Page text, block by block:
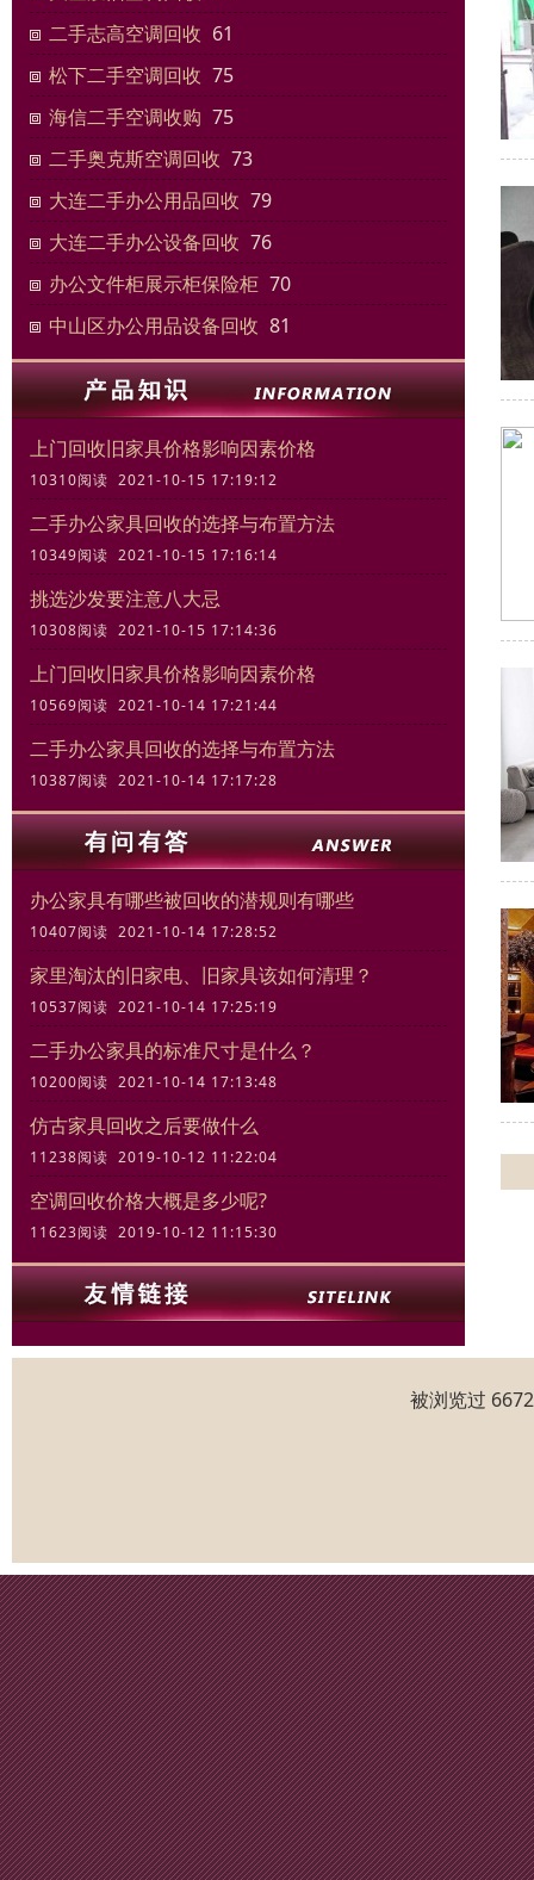
二手志高空调回收 61
松下二手空调回收 75
海信二手空调收购 75
二手奥克斯空调回收 73
大连二手办公用品回收 79
大连二手办公设备回收 76
办公文件柜展示柜保险柜 70
中山区办公用品设备回收 81
上门回收旧家具价格影响因素价格
10310阅读 2021-10-15 17:19:12
二手办公家具回收的选择与布置方法
10349阅读 2021-10-15 17:16:14
挑选沙发要注意八大忌
10308阅读 2021-10-15 17:14:36
上门回收旧家具价格影响因素价格
10569阅读 2021-10-14 17:21:44
二手办公家具回收的选择与布置方法
10387阅读 2021-10-14 17:17:28
办公家具有哪些被回收的潜规则有哪些
10407阅读 2021-10-14 17:28:52
家里淘汰的旧家电、旧家具该如何清理？
10537阅读 2021-10-14 17:25:19
二手办公家具的标准尺寸是什么？
10200阅读 2021-10-14 17:13:48
仿古家具回收之后要做什么
11238阅读 2019-10-12 11:22:04
空调回收价格大概是多少呢?
11623阅读 2019-10-12 11:15:30
被浏览过